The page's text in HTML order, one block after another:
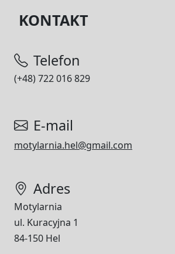
KONTAKT
Telefon
(+48) 722 016 829
E-mail
motylarnia.hel@gmail.com
Adres
Motylarnia
ul. Kuracyjna 1
84-150 Hel